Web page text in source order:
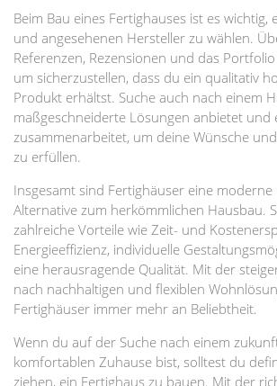
Beim Bau eines Fertighauses ist es wichtig,
und angesehenen Hersteller zu wählen.
Referenzen, Rezensionen und das
um sicherzustellen, dass du ein qualitativ
Produkt erhältst. Suche auch nach einem
maßgeschneiderte Lösungen anbietet und
zusammenarbeitet, um deine Wünsche
zu erfüllen.
Insgesamt sind Fertighäuser eine
Alternative zum herkömmlichen Hausbau.
zahlreiche Vorteile wie Zeit- und
Energieeffizienz, individuelle
eine herausragende Qualität. Mit der
nach nachhaltigen und flexiblen
Fertighäuser immer mehr an Beliebtheit.
Wenn du auf der Suche nach einem
komfortablen Zuhause bist, solltest du
ziehen, ein Fertighaus zu bauen. Mit der